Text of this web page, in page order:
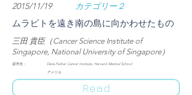
2015/11/19 カテゴリー２
ムラビトを遠き南の島に向かわせたもの
三田 貴臣（Cancer Science Institute of
Singapore, National University of Singapore）
​留学先：
Dana-Farber Cancer Institute, Harvard Medical School
アメリカ
Read